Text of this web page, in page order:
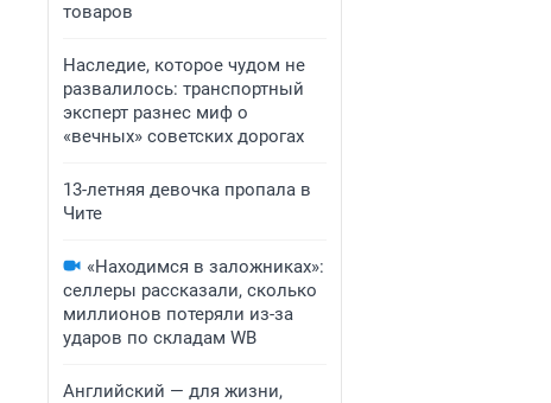
товаров
Наследие, которое чудом не
развалилось: транспортный
эксперт разнес миф о
«вечных» советских дорогах
13-летняя девочка пропала в
Чите
«Находимся в заложниках»:
селлеры рассказали, сколько
миллионов потеряли из-за
ударов по складам WB
Английский — для жизни,